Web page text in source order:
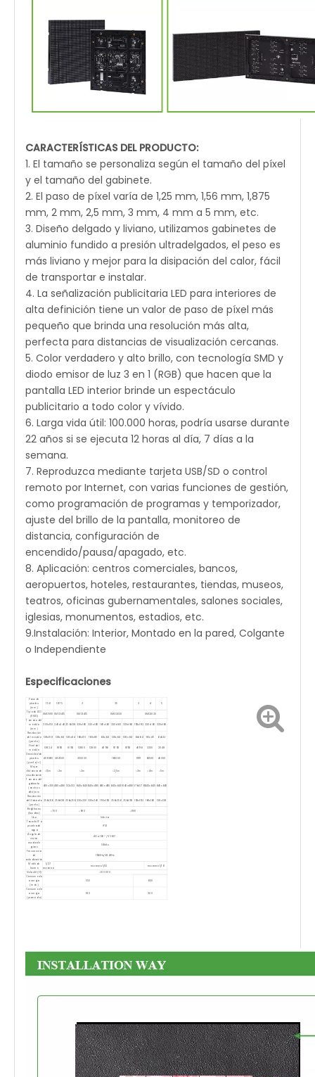
CARACTERÍSTICAS DEL PRODUCTO:
1. El tamaño se personaliza según el tamaño del píxel
y el tamaño del gabinete.
2. El paso de píxel varía de 1,25 mm, 1,56 mm, 1,875
mm, 2 mm, 2,5 mm, 3 mm, 4 mm a 5 mm, etc.
3. Diseño delgado y liviano, utilizamos gabinetes de
aluminio fundido a presión ultradelgados, el peso es
más liviano y mejor para la disipación del calor, fácil
de transportar e instalar.
4. La señalización publicitaria LED para interiores de
alta definición tiene un valor de paso de píxel más
pequeño que brinda una resolución más alta,
perfecta para distancias de visualización cercanas.
5. Color verdadero y alto brillo, con tecnología SMD y
diodo emisor de luz 3 en 1 (RGB) que hacen que la
pantalla LED interior brinde un espectáculo
publicitario a todo color y vívido.
6. Larga vida útil: 100.000 horas, podría usarse durante
22 años si se ejecuta 12 horas al día, 7 días a la
semana.
7. Reproduzca mediante tarjeta USB/SD o control
remoto por Internet, con varias funciones de gestión,
como programación de programas y temporizador,
ajuste del brillo de la pantalla, monitoreo de
distancia, configuración de
encendido/pausa/apagado, etc.
8. Aplicación: centros comerciales, bancos,
aeropuertos, hoteles, restaurantes, tiendas, museos,
teatros, oficinas gubernamentales, salones sociales,
iglesias, monumentos, estadios, etc.
9.Instalación: Interior, Montado en la pared, Colgante
o Independiente
Especificaciones
Paso de
píxeles
(mm)
1.56 1.875 2 2.5 3 4 5
Tipo de LED
(SMD)
SMD1010 SMD1415 SMD1415 SMD2020
SMD2020
Tamaño del
módulo
(mm)
200x150 240x240 256x128 320x160 320x160 160x160 320x160 320x160 192x192 320x160 320x160
Resolución
del módulo
(punto)
128x108 128x64 128x64 160x80 160x80 64x64 128x64 128x64 64x64 80x40 64x32
Píxel del
módulo
13824 8192 8192 12800 12800 4096 8192 8192 4096 3200
2048
Densidad de
píxeles
(punto/㎡)
409600 284500 250000 160000 62500 40000
Mejor
distancia de
visualización
>1,5m >2m >2m >2,5m >3m >4m >5m
Tamaño del
gabinete
(ancho x
alto) mm
400x300480x480 512x512 640x640 640x480 480x480 640x640640x480576x576640x640 640x640
Resolución
del Gabinete
(punto)
256x216 256x128 256x256 320x320 320x240 192x192 256x256 256x192 192x192 160x160 128x128
Brightnees
(liendres)
<700 <900
<1100
Uso
Interior
Tasa de IP a
prueba de
agua
IP31
Ángulo de
visión
Alto: 160° / V: 160°
escala de
grises
16 bits
Frecuencia
de
actualización
1920Hz/3840Hz
Modo de
buceo
1/27
escaneo
escaneo 1/32
escaneo 1/16
Vida útil (H)
>100 000
Consumo de
energía
(máx.)
550 600
Consumo de
energía
(promedio)
200